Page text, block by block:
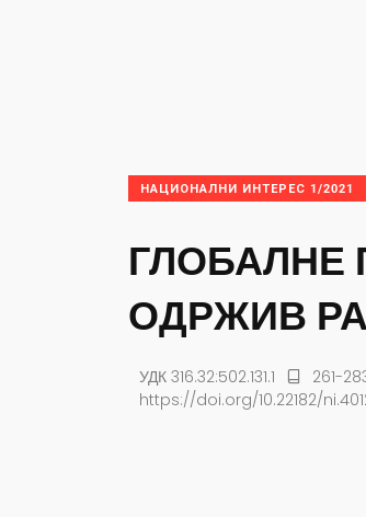
НАЦИОНАЛНИ ИНТЕРЕС 1/2021
ГЛОБАЛНЕ
ОДРЖИВ
УДК 316.32:502.131.1
261-
https://doi.org/10.22182/